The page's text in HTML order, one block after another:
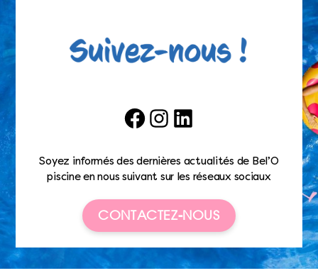
FacebookInstagramLinkedIn
Soyez informés des dernières actualités de Bel’O
piscine en nous suivant sur les réseaux sociaux
CONTACTEZ-NOUS